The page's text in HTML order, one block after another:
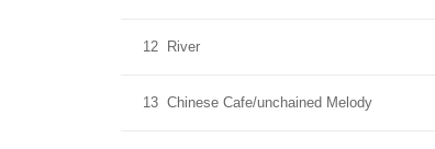
12 River
13 Chinese Cafe/unchained Melody